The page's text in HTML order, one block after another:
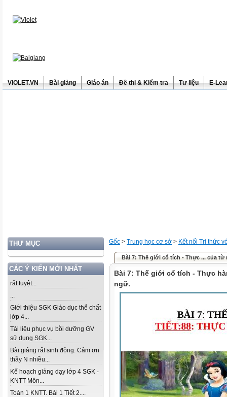
ViOLET.VN Bài giảng Giáo án Đề thi & Kiểm tra Tư liệu E-
THƯ MỤC
CÁC Ý KIẾN MỚI NHẤT
rất tuyệt...
...
Giới thiệu SGK Giáo dục thể chất
lớp 4...
Tài liệu phục vụ bồi dưỡng GV
sử dụng SGK...
Bài giảng rất sinh động. Cảm ơn
thầy N nhiều...
Kế hoạch giảng dạy lớp 4 SGK -
KNTT Môn...
Toán 1 KNTT. Bài 1 Tiết 2....
Gốc > Trung học cơ sở > Kết nối Tri thức
Bài 7: Thế giới cổ tích - Thực ... của từ
Bài 7: Thế giới cổ tích - Thực
ngữ.